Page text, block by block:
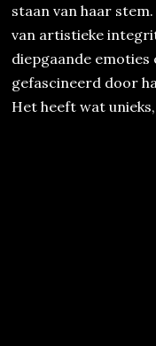
staan van haar
van artistieke
diepgaande emoties
gefascineerd door
Het heeft wat